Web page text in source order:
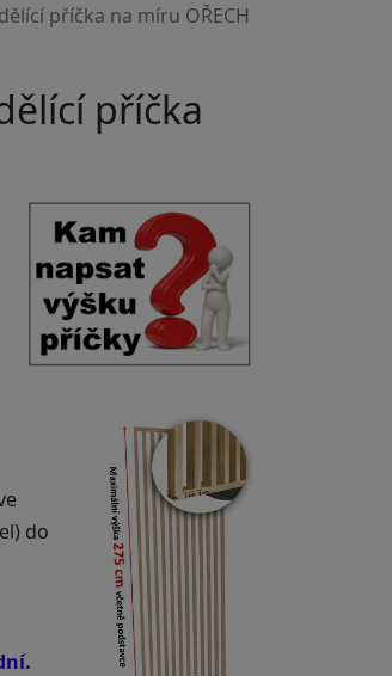
příčka na míru OŘECH
příčka
do